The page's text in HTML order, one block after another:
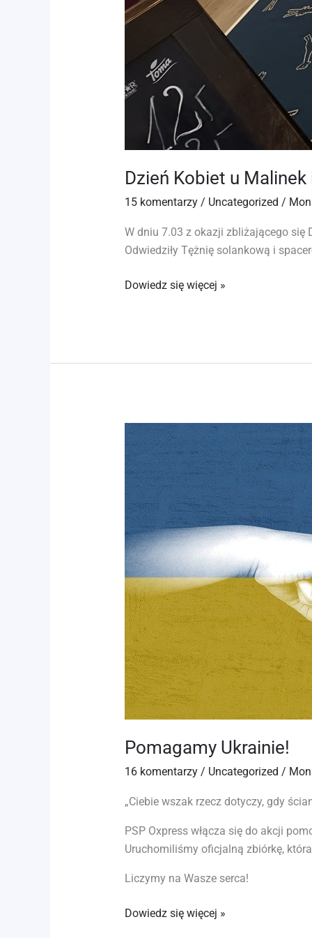
Dzień Kobiet u
15 komentarzy / Uncategorized /
W dniu 7.03 z okazji zbliżającego się
Odwiedziły Tężnię solankową i
Dowiedz się więcej »
Pomagamy Ukrainie!
16 komentarzy / Uncategorized /
„Ciebie wszak rzecz dotyczy, gdy
PSP Oxpress włącza się do akcji
Uruchomiliśmy oficjalną zbiórkę,
Liczymy na Wasze serca!
Pomagamy
Ukrainie!
Dowiedz się więcej »